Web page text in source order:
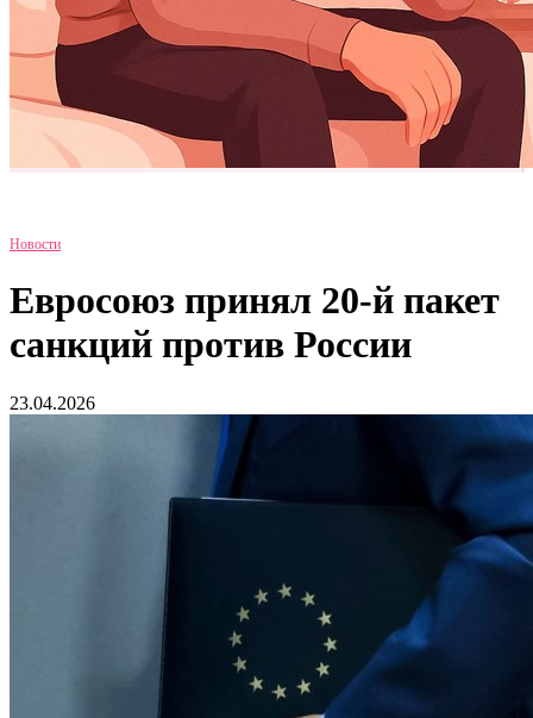
Новости
Евросоюз принял 20-й пакет
санкций против России
23.04.2026